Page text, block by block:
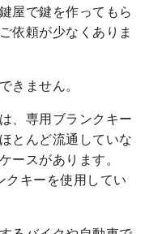
屋で鍵を作ってもら
依頼が少なくありま
きません。
、専用ブランクキー
とんど流通していな
ースがあります。
キーを使用してい